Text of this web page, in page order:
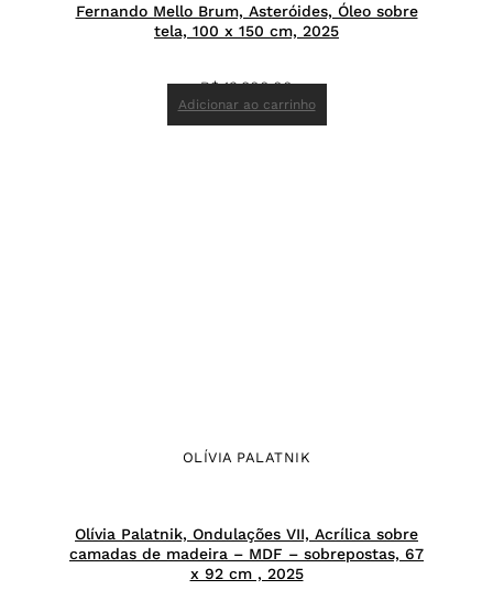
Fernando Mello Brum, Asteróides, Óleo sobre
tela, 100 x 150 cm, 2025
R$13.800,00
Adicionar ao carrinho
OLÍVIA PALATNIK
Olívia Palatnik, Ondulações VII, Acrílica sobre
camadas de madeira – MDF – sobrepostas, 67
x 92 cm , 2025